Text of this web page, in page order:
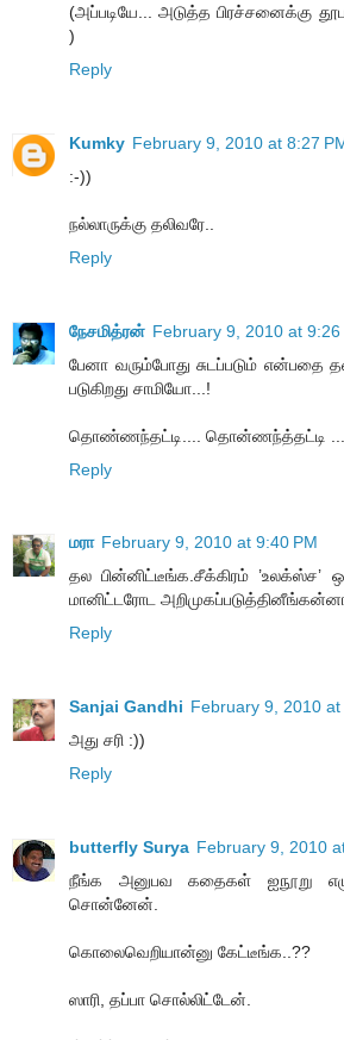
(அப்படியே... அடுத்த பிரச்சனைக்கு
)
Reply
Kumky February 9, 2010 at 8:27
:-))
நல்லாருக்கு தலிவரே..
Reply
நேசமித்ரன் February 9, 2010 at 9:26
பேனா வரும்போது சுடப்படும் என்பதை
படுகிறது சாமியோ...!
தொண்ணந்தட்டி.... தொன்ணந்த்தட்டி ....
Reply
மரா February 9, 2010 at 9:40 PM
தல பின்னிட்டீங்க.சீக்கிரம் ’உலக்ஸ்ச’
மானிட்டரோட
Reply
Sanjai Gandhi February 9, 2010 at
அது சரி :))
Reply
butterfly Surya February 9, 2010
நீங்க அனுபவ கதைகள் ஐநூறு
சொன்னேன்.
கொலைவெறியான்னு கேட்டீங்க..??
ஸாரி, தப்பா சொல்லிட்டேன்.